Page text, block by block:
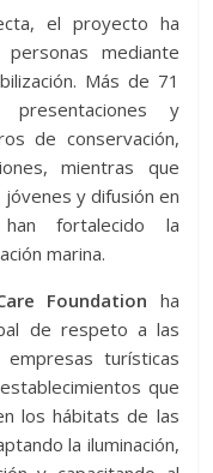
el proyecto ha
mediante
Más de 71
y
de conservación,
mientras que
y difusión en
fortalecido la
marina.
Foundation ha
de respeto a las
turísticas
que
los hábitats de las
la iluminación,